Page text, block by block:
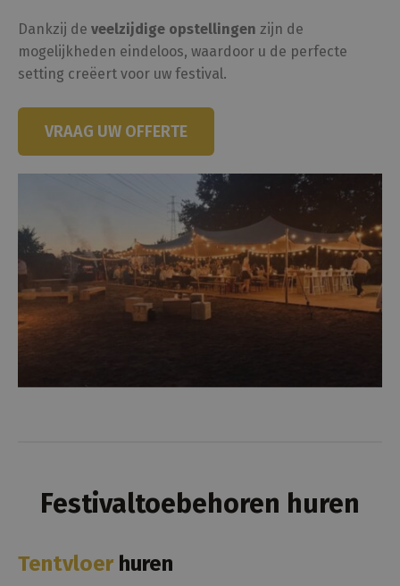
Dankzij de veelzijdige opstellingen zijn de
mogelijkheden eindeloos, waardoor u de perfecte
setting creëert voor uw festival.
VRAAG UW OFFERTE
Festivaltoebehoren huren
Tentvloerhuren